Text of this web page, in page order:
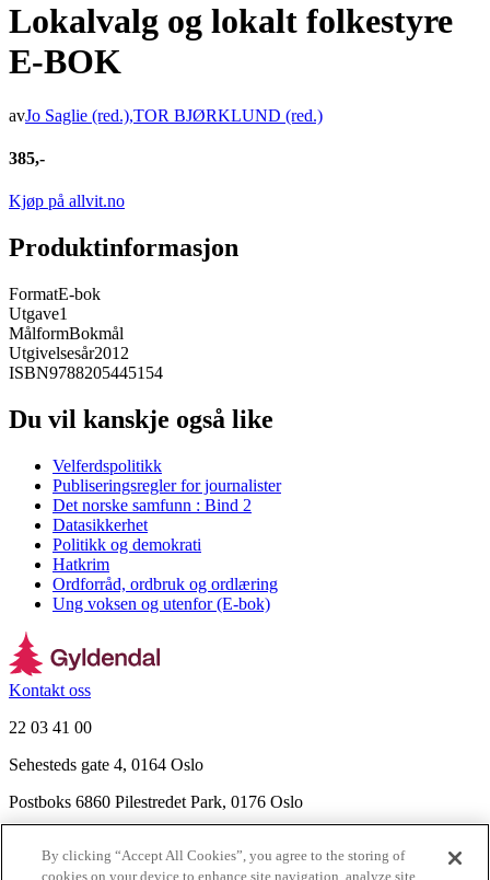
Lokalvalg og lokalt folkestyre
E-BOK
avJo Saglie (red.),TOR BJØRKLUND (red.)
385,-
Kjøp på allvit.no
Produktinformasjon
FormatE-bok
Utgave1
MålformBokmål
Utgivelsesår2012
ISBN9788205445154
Du vil kanskje også like
Velferdspolitikk
Publiseringsregler for journalister
Det norske samfunn : Bind 2
Datasikkerhet
Politikk og demokrati
Hatkrim
Ordforråd, ordbruk og ordlæring
Ung voksen og utenfor (E-bok)
Kontakt oss
22 03 41 00
Sehesteds gate 4, 0164 Oslo
Postboks 6860 Pilestredet Park, 0176 Oslo
Nyhetsbrev
By clicking “Accept All Cookies”, you agree to the storing of
cookies on your device to enhance site navigation, analyze site